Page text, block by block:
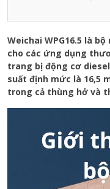
Weichai WPG16.5 là
cho các ứng dụng
trang bị động cơ diesel
suất định mức là 16,5
trong cả thùng hở và